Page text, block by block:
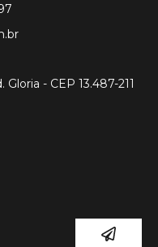
- CEP 13.487-211